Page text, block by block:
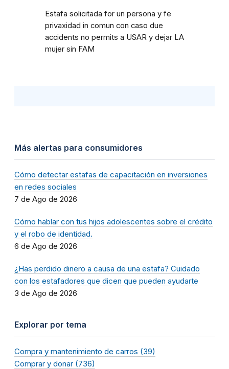
Estafa solicitada for un persona y fe
privaxidad in comun con caso due
accidents no permits a USAR y dejar LA
mujer sin FAM
Más alertas para consumidores
Cómo detectar estafas de capacitación en inversiones
en redes sociales
7 de Ago de 2026
Cómo hablar con tus hijos adolescentes sobre el crédito
y el robo de identidad.
6 de Ago de 2026
¿Has perdido dinero a causa de una estafa? Cuidado
con los estafadores que dicen que pueden ayudarte
3 de Ago de 2026
Explorar por tema
Compra y mantenimiento de carros (39)
Comprar y donar (736)